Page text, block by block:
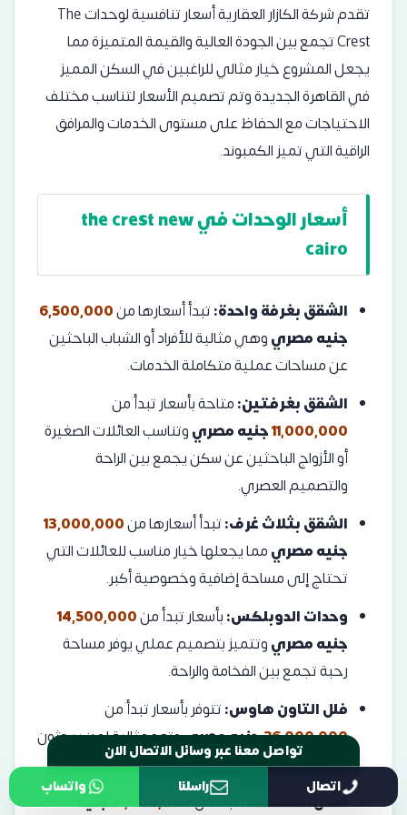
تقدم شركة الكازار العقارية أسعار تنافسية لوحدات The
Crest تجمع بين الجودة العالية والقيمة المتميزة مما
يجعل المشروع خيار مثالي للراغبين في السكن المميز
في القاهرة الجديدة وتم تصميم الأسعار لتناسب مختلف
الاحتياجات مع الحفاظ على مستوى الخدمات والمرافق
الراقية التي تميز الكمبوند.
أسعار الوحدات في the crest new
cairo
الشقق بغرفة واحدة:تبدأ أسعارها من6,500,000
جنيه مصريوهي مثالية للأفراد أو الشباب الباحثين
عن مساحات عملية متكاملة الخدمات.
الشقق بغرفتين:متاحة بأسعار تبدأ من
11,000,000جنيه مصريوتناسب العائلات الصغيرة
أو الأزواج الباحثين عن سكن يجمع بين الراحة
والتصميم العصري.
الشقق بثلاث غرف:تبدأ أسعارها من13,000,000
جنيه مصريمما يجعلها خيار مناسب للعائلات التي
تحتاج إلى مساحة إضافية وخصوصية أكبر.
وحدات الدوبلكس:بأسعار تبدأ من14,500,000
جنيه مصريوتتميز بتصميم عملي يوفر مساحة
رحبة تجمع بين الفخامة والراحة.
فلل التاون هاوس:تتوفر بأسعار تبدأ من
26,000,000جنيه مصريوتعد مثالية لمن يبحثون
عن تجربة سكنية راقية في بيئة متكاملة الخدمات.
الفلل المستقلة:تبدأ من31,000,000جنيه
تواصل معنا عبر وسائل الاتصال الان اتصال راسلنا واتساب